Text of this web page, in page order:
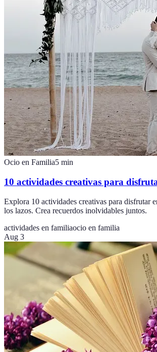
Ocio en Familia5 min
10 actividades creativas para
Explora 10 actividades creativas para disfrutar
los lazos. Crea recuerdos inolvidables juntos.
actividades en familiaocio en familia
Aug 3